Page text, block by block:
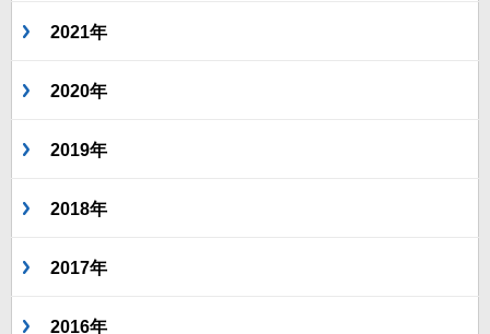
2021年
2020年
2019年
2018年
2017年
2016年